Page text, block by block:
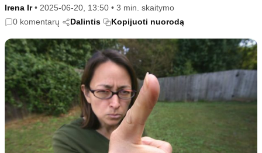
Populiaru
Sodas ir daržas
Sveikata ir grožis
Karjera
Psichologinė sveikata
Tvari mada
Informacija
Klaidų taisymo politika
Naudojimo sąlygos
Privatumo politika
Reklamos politika
Slapukų politika
Irena Ir • 2025-06-20, 13:50 • 3 min. skaitymo
0 komentarų
Dalintis Kopijuoti nuorodą